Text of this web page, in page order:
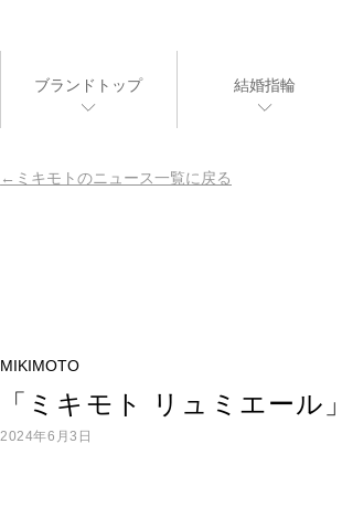
ブランドトップ 結婚指輪
ミキモトのニュース一覧に戻る
MIKIMOTO
「ミキモト リュミエー
2024年6月3日